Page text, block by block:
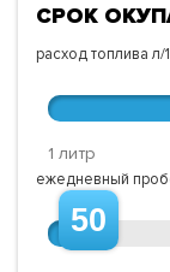
СРОК
расход топлива л/
1 литр
ежедневный
50